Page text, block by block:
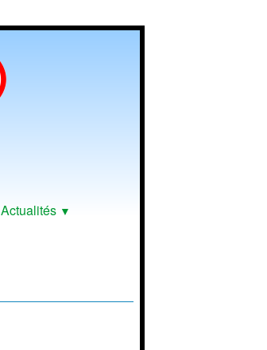
Actualités ▼